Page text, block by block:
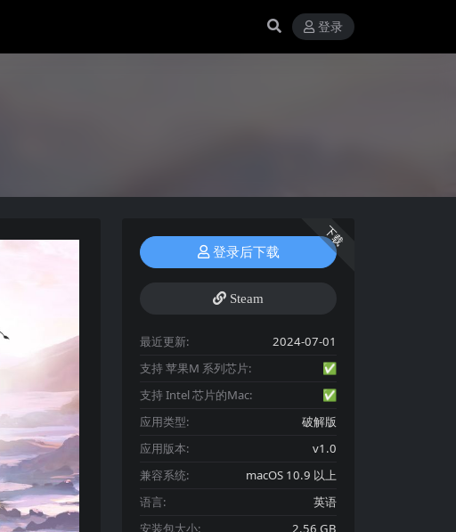
登录
下载
登录后下载
Steam
最近更新:
2024-07-01
支持 苹果M 系列芯片:
✅
支持 Intel 芯片的Mac:
✅
应用类型:
破解版
应用版本:
v1.0
兼容系统:
macOS 10.9 以上
语言:
英语
安装包大小:
2.56 GB